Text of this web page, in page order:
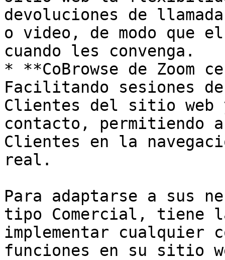
devoluciones de
o video, de modo que
cuando les convenga.
* **CoBrowse de Zoom
Facilitando sesiones
Clientes del sitio web
contacto, permitiendo
Clientes en la
real.
Para adaptarse a sus
tipo Comercial, tiene
implementar cualquier
funciones en su sitio